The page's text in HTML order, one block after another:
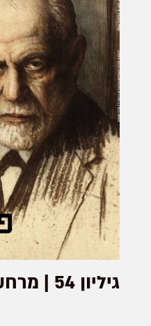
גיליון 54 | מרחשון תשע"ה